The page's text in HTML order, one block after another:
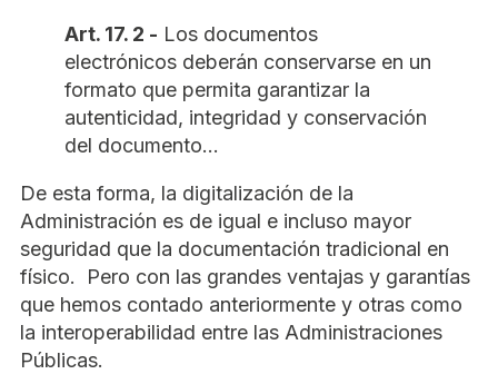
Art. 17. 2 - Los documentos
electrónicos deberán conservarse en un
formato que permita garantizar la
autenticidad, integridad y conservación
del documento…
De esta forma, la digitalización de la
Administración es de igual e incluso mayor
seguridad que la documentación tradicional en
físico. Pero con las grandes ventajas y garantías
que hemos contado anteriormente y otras como
la interoperabilidad entre las Administraciones
Públicas.